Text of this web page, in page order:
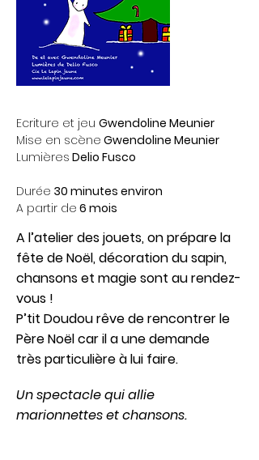
Ecriture et jeu Gwendoline Meunier
Mise en scène Gwendoline Meunier
Lumières Delio Fusco
Durée 30 minutes environ
A partir de 6 mois
A l’atelier des jouets, on prépare la
fête de Noël, décoration du sapin,
chansons et magie sont au rendez-
vous !
P’tit Doudou rêve de rencontrer le
Père Noël car il a une demande
très particulière à lui faire.
Un spectacle qui allie
marionnettes et chansons.